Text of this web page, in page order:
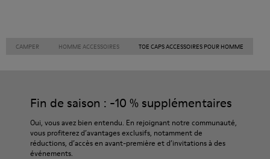
CAMPER HOMME ACCESSOIRES TOE CAPS ACCESSOIRES POUR HOMME
Fin de saison : -10 % supplémentaires
Oui, vous avez bien entendu. En rejoignant notre communauté,
vous profiterez d’avantages exclusifs, notamment de
réductions, d’accès en avant-première et d’invitations à des
événements.